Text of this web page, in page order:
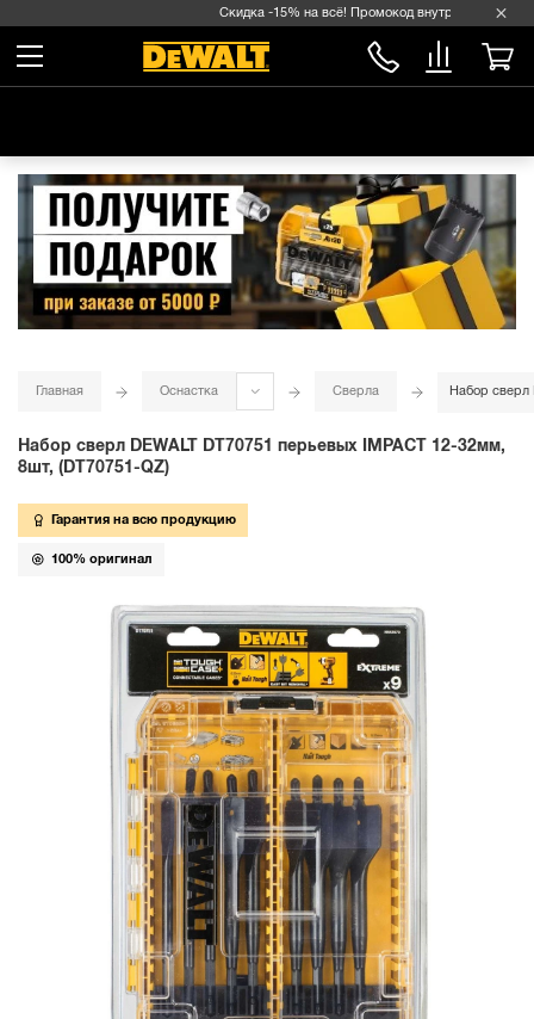
Скидка -15% на всё! Промокод внутри →
Главная Оснастка Сверла Набор сверл
Набор сверл DEWALT DT70751 перьевых IMPACT 12-32мм,
8шт, (DT70751-QZ)
Гарантия на всю продукцию
100% оригинал